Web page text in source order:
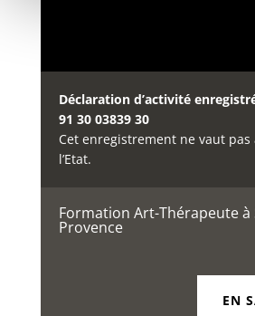
Déclaration d’activité
91 30 03839 30
Cet enregistrement ne vaut
l’Etat.
Formation Art-Thérapeute à
Provence
EN